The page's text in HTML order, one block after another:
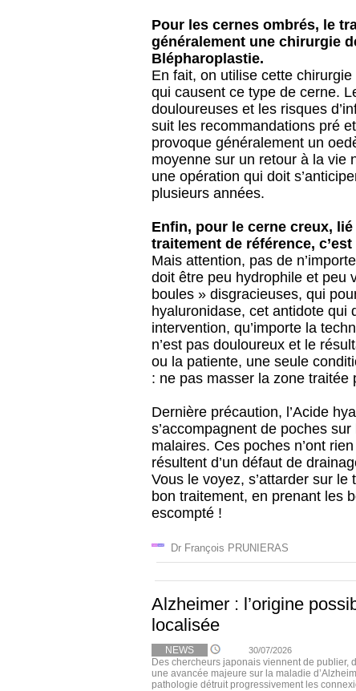
Pour les cernes ombrés, le
généralement une chirurgie
Blépharoplastie.
En fait, on utilise cette
qui causent ce type de cerne.
douloureuses et les risques
suit les recommandations pré
provoque généralement un
moyenne sur un retour à la vie
une opération qui doit
plusieurs années.
Enfin, pour le cerne creux,
traitement de référence,
Mais attention, pas de
doit être peu hydrophile et peu
boules » disgracieuses, qui
hyaluronidase, cet antidote qui
intervention, qu’importe la
n’est pas douloureux et le
ou la patiente, une seule
: ne pas masser la zone traitée
Dernière précaution, l’Acide
s’accompagnent de poches
malaires. Ces poches n’ont
résultent d’un défaut de
Vous le voyez, s’attarder sur
bon traitement, en prenant les
escompté !
Dr François PRUNIERAS
Alzheimer : l’origine
localisée
NEWS 30/07/2026
Des chercheurs japonais viennent de publier,
une avancée majeure sur la maladie
pathologie détruit progressivement les